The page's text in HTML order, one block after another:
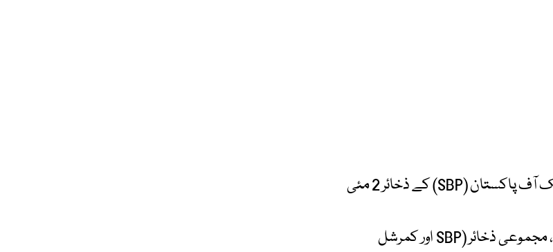
پاکستان کے پاس برائے نام زرمبادلہ ذخائر ہیں۔ اسٹیٹ بینک آف پاکستان (SBP) کے ذخائر 2 مئی
کمرشل بینکوں کے ذخائر 5.15 ارب ڈالر تک پہنچ گئے ہیں، مجموعی ذخائر (SBP اور کمرشل